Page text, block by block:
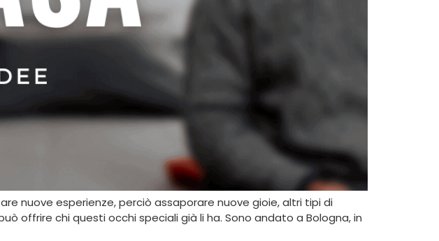
nuove esperienze, perciò assaporare nuove gioie, altri tipi di
offrire chi questi occhi speciali già li ha. Sono andato a Bologna, in